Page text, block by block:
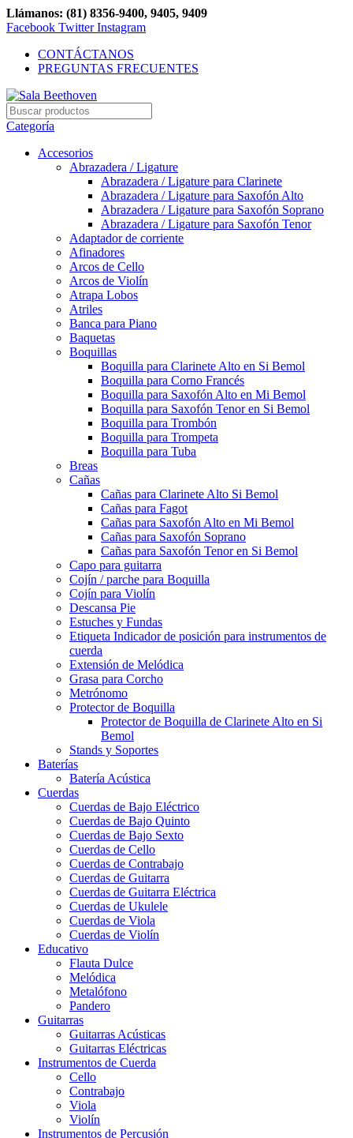
Llámanos: (81) 8356-9400, 9405, 9409
Facebook Twitter Instagram
CONTÁCTANOS
PREGUNTAS FRECUENTES
Categoría
Accesorios
Abrazadera / Ligature
Abrazadera / Ligature para Clarinete
Abrazadera / Ligature para Saxofón Alto
Abrazadera / Ligature para Saxofón Soprano
Abrazadera / Ligature para Saxofón Tenor
Adaptador de corriente
Afinadores
Arcos de Cello
Arcos de Violín
Atrapa Lobos
Atriles
Banca para Piano
Baquetas
Boquillas
Boquilla para Clarinete Alto en Si Bemol
Boquilla para Corno Francés
Boquilla para Saxofón Alto en Mi Bemol
Boquilla para Saxofón Tenor en Si Bemol
Boquilla para Trombón
Boquilla para Trompeta
Boquilla para Tuba
Breas
Cañas
Cañas para Clarinete Alto Si Bemol
Cañas para Fagot
Cañas para Saxofón Alto en Mi Bemol
Cañas para Saxofón Soprano
Cañas para Saxofón Tenor en Si Bemol
Capo para guitarra
Cojín / parche para Boquilla
Cojín para Violín
Descansa Pie
Estuches y Fundas
Etiqueta Indicador de posición para instrumentos de
cuerda
Extensión de Melódica
Grasa para Corcho
Metrónomo
Protector de Boquilla
Protector de Boquilla de Clarinete Alto en Si
Bemol
Stands y Soportes
Baterías
Batería Acústica
Cuerdas
Cuerdas de Bajo Eléctrico
Cuerdas de Bajo Quinto
Cuerdas de Bajo Sexto
Cuerdas de Cello
Cuerdas de Contrabajo
Cuerdas de Guitarra
Cuerdas de Guitarra Eléctrica
Cuerdas de Ukulele
Cuerdas de Viola
Cuerdas de Violín
Educativo
Flauta Dulce
Melódica
Metalófono
Pandero
Guitarras
Guitarras Acústicas
Guitarras Eléctricas
Instrumentos de Cuerda
Cello
Contrabajo
Viola
Violín
Instrumentos de Percusión